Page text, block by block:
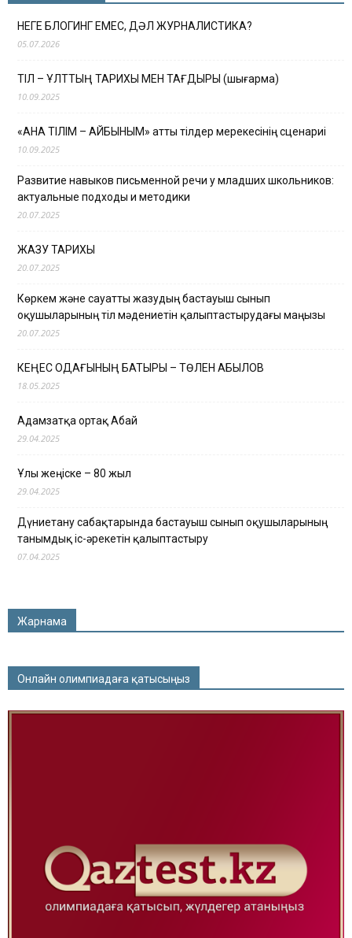
НЕГЕ БЛОГИНГ ЕМЕС, ДӘЛ ЖУРНАЛИСТИКА?
05.07.2026
ТІЛ – ҰЛТТЫҢ ТАРИХЫ МЕН ТАҒДЫРЫ (шығарма)
10.09.2025
«АНА ТІЛІМ – АЙБЫНЫМ» атты тілдер мерекесінің сценариі
10.09.2025
Развитие навыков письменной речи у младших школьников:
актуальные подходы и методики
20.07.2025
ЖАЗУ ТАРИХЫ
20.07.2025
Көркем және сауатты жазудың бастауыш сынып
оқушыларының тіл мәдениетін қалыптастырудағы маңызы
20.07.2025
КЕҢЕС ОДАҒЫНЫҢ БАТЫРЫ – ТӨЛЕН ҚАБЫЛОВ
18.05.2025
Адамзатқа ортақ Абай
29.04.2025
Ұлы жеңіске – 80 жыл
29.04.2025
Дүниетану сабақтарында бастауыш сынып оқушыларының
танымдық іс-әрекетін қалыптастыру
07.04.2025
Жарнама
Онлайн олимпиадаға қатысыңыз